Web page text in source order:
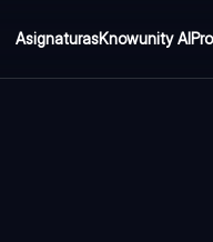
AsignaturasKnowunity AI